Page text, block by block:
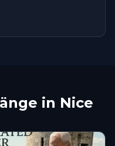
in Nice